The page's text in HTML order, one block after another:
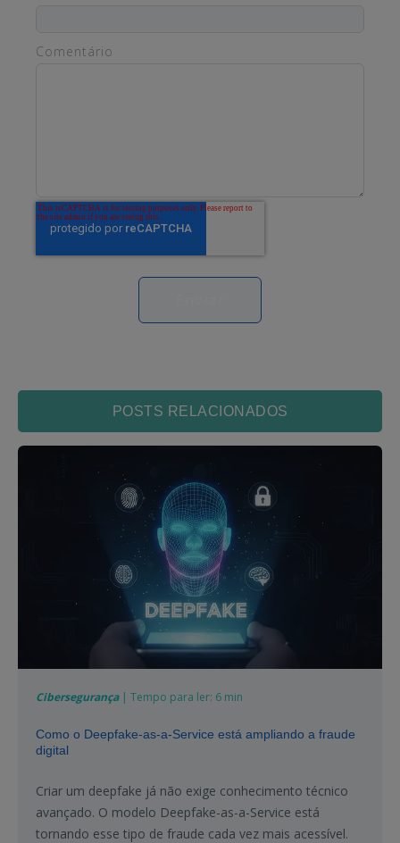
Comentário
POSTS RELACIONADOS
Cibersegurança| Tempo para ler: 6 min
Como o Deepfake-as-a-Service está ampliando a fraude
digital
Criar um deepfake já não exige conhecimento técnico
avançado. O modelo Deepfake-as-a-Service está
tornando esse tipo de fraude cada vez mais acessível.